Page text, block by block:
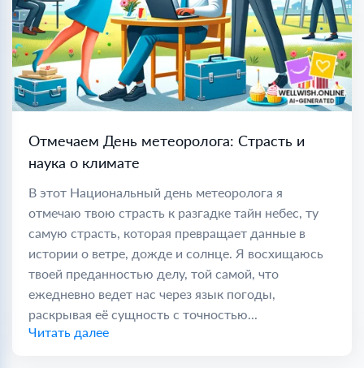
Отмечаем День метеоролога: Страсть и
наука о климате
В этот Национальный день метеоролога я
отмечаю твою страсть к разгадке тайн небес, ту
самую страсть, которая превращает данные в
истории о ветре, дожде и солнце. Я восхищаюсь
твоей преданностью делу, той самой, что
ежедневно ведет нас через язык погоды,
раскрывая её сущность с точностью...
Читать далее